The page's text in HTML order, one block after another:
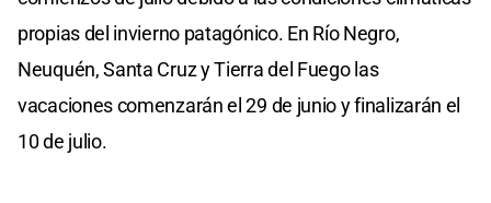
propias del invierno patagónico. En Río Negro,
Neuquén, Santa Cruz y Tierra del Fuego las
vacaciones comenzarán el 29 de junio y finalizarán el
10 de julio.